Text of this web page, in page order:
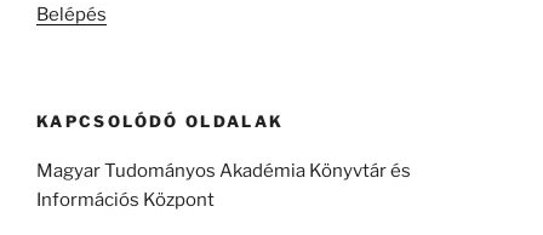
Belépés
KAPCSOLÓDÓ OLDALAK
Magyar Tudományos Akadémia Könyvtár és
Információs Központ